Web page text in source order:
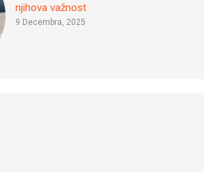
njihova važnost
9 Decembra, 2025